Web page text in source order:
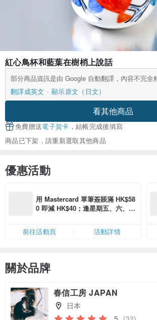
紅心鳥杯和藍葉在樹梢上說話
部分商品資訊是由 Google 自動翻譯，內容不完全
翻譯成英文
顯示原文（日文）
看其他商品
免費贈送電子賀卡 ，結帳完成後填寫
商品已下架，請重新選取其他商品
優惠活動
用 Mastercard 單筆簽賬滿 HK$58
0 即減 HK$40；逢星期五、六、日
限，額滿即止，僅限「常用信用
卡」結帳）
前往活動頁 活動詳情
關於品牌
春信工房 JAPAN
日本